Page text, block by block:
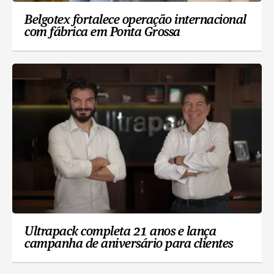
Belgotex fortalece operação internacional
com fábrica em Ponta Grossa
Ultrapack completa 21 anos e lança
campanha de aniversário para clientes